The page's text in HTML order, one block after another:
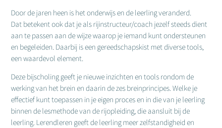
Door de jaren heen is het onderwijs en de leerling veranderd.
Dat betekent ook dat je als rijinstructeur/coach jezelf steeds dient
aan te passen aan de wijze waarop je iemand kunt ondersteunen
en begeleiden. Daarbij is een gereedschapskist met diverse tools,
een waardevol element.
Deze bijscholing geeft je nieuwe inzichten en tools rondom de
werking van het brein en daarin de zes breinprincipes. Welke je
effectief kunt toepassen in je eigen proces en in die van je leerling
binnen de lesmethode van de rijopleiding, die aansluit bij de
leerling. Lerendleren geeft de leerling meer zelfstandigheid en